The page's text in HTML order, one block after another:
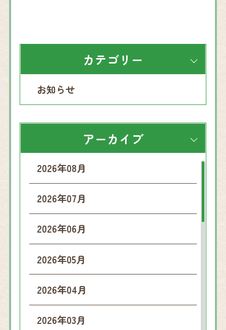
カテゴリー
お知らせ
アーカイブ
2026年08月
2026年07月
2026年06月
2026年05月
2026年04月
2026年03月